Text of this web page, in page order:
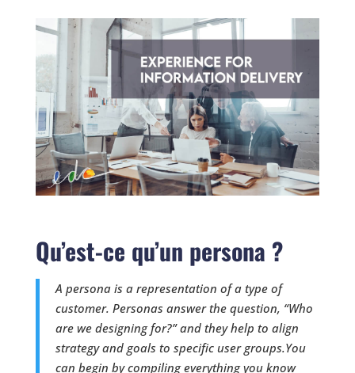
Qu’est-ce qu’un persona ?
A persona is a representation of a type of
customer. Personas answer the question, “Who
are we designing for?” and they help to align
strategy and goals to specific user groups.You
can begin by compiling everything you know